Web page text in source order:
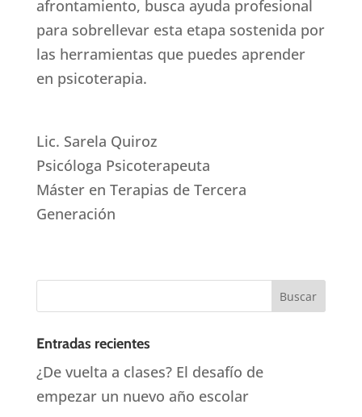
afrontamiento, busca ayuda profesional
para sobrellevar esta etapa sostenida por
las herramientas que puedes aprender
en psicoterapia.
Lic. Sarela Quiroz
Psicóloga Psicoterapeuta
Máster en Terapias de Tercera
Generación
Entradas recientes
¿De vuelta a clases? El desafío de
empezar un nuevo año escolar